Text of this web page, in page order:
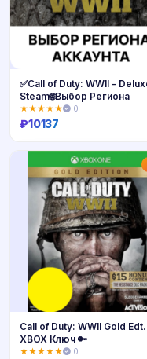
Купить
✅Call of Duty: WWII - Deluxe🎁
Steam🌐Выбор Региона
★★★★★ 0
₽10137
Call of Duty: WWII Gold Edt.
XBOX Ключ 🔑
★★★★★ 0